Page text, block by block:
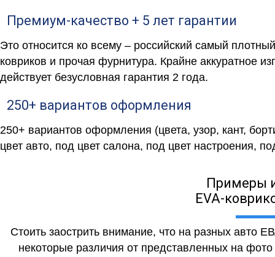
Премиум-качество + 5 лет гарантии
Это относится ко всему – российский самый
ковриков и прочая фурнитура. Крайне аккуратное
действует безусловная гарантия 2 года.
250+ вариантов оформления
250+ вариантов оформления (цвета, узор, кант,
цвет авто, под цвет салона, под цвет настроения,
Примеры
EVA-
Стоить заострить внимание, что на разных авто
некоторые различия от представленных на